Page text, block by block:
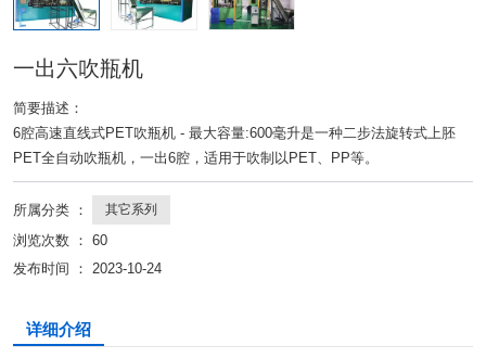
一出六吹瓶机
简要描述：
6腔高速直线式PET吹瓶机 - 最大容量:600毫升是一种二步法旋转式上胚
PET全自动吹瓶机，一出6腔，适用于吹制以PET、PP等。
所属分类 ： 其它系列
浏览次数 ： 60
发布时间 ： 2023-10-24
详细介绍